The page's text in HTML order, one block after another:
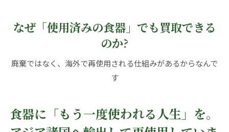
なぜ「使用済みの食器」でも買取できる
のか?
廃棄ではなく、海外で再使用される仕組みがあるからなんで
す
食器に「もう一度使われる人生」を。